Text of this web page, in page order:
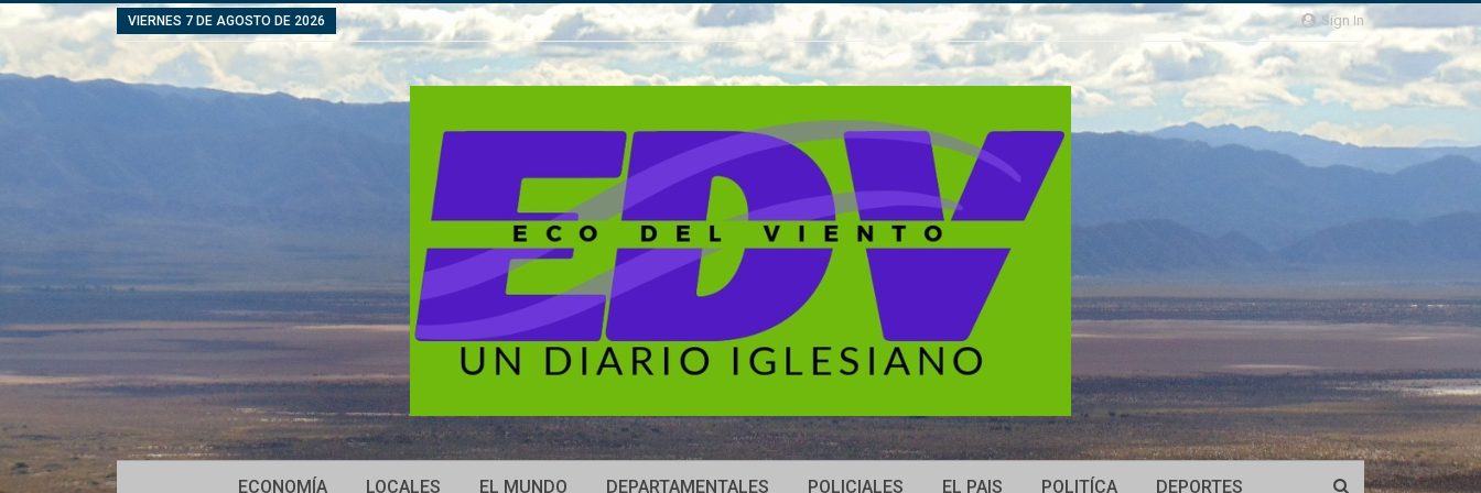
Sign In
VIERNES 7 DE AGOSTO DE 2026
ECONOMÍA LOCALES EL MUNDO DEPARTAMENTALES POLICIALES EL PAIS POLITÍCA DEPORTES